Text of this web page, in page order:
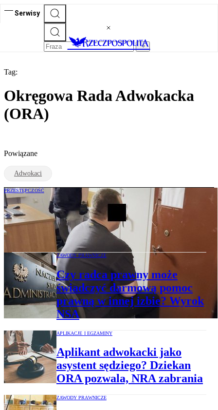
Serwisy
Tag:
Okręgowa Rada Adwokacka
(ORA)
Powiązane
Adwokaci
PRZESTĘPCZOŚĆ
Kim jest adwokat Maciej Z., zatrzymany
za fałszywe alarmy? „Miał nawyki jak
ludzie służb”
ZAWODY PRAWNICZE
Czy radca prawny może
świadczyć darmową pomoc
prawną w innej izbie? Wyrok
NSA
APLIKACJE I EGZAMINY
Aplikant adwokacki jako
asystent sędziego? Dziekan
ORA pozwala, NRA zabrania
ZAWODY PRAWNICZE